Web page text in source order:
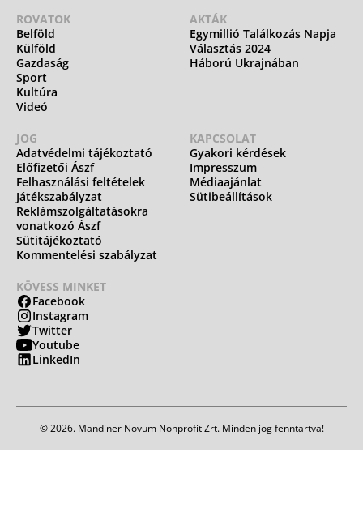
ROVATOK
Belföld
Külföld
Gazdaság
Sport
Kultúra
Videó
AKTÁK
Egymillió Találkozás Napja
Választás 2024
Háború Ukrajnában
JOG
Adatvédelmi tájékoztató
Előfizetői Ászf
Felhasználási feltételek
Játékszabályzat
Reklámszolgáltatásokra
vonatkozó Ászf
Sütitájékoztató
Kommentelési szabályzat
KAPCSOLAT
Gyakori kérdések
Impresszum
Médiaajánlat
Sütibeállítások
KÖVESS MINKET
Facebook
Instagram
Twitter
Youtube
LinkedIn
© 2026. Mandiner Novum Nonprofit Zrt. Minden jog fenntartva!